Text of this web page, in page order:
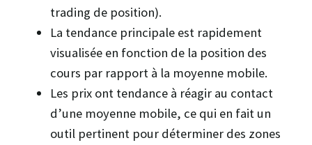
trading de position).
La tendance principale est rapidement
visualisée en fonction de la position des
cours par rapport à la moyenne mobile.
Les prix ont tendance à réagir au contact
d’une moyenne mobile, ce qui en fait un
outil pertinent pour déterminer des zones